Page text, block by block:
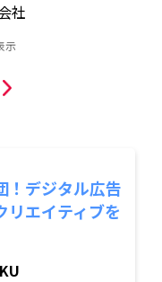
社
示
！デジタル広告
リエイティブを